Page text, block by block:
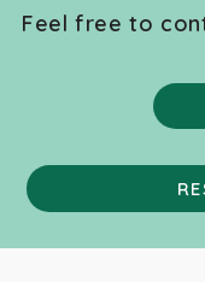
Feel free to